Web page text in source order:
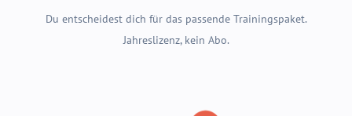
Du entscheidest dich für das passende Trainingspaket.
Jahreslizenz, kein Abo.